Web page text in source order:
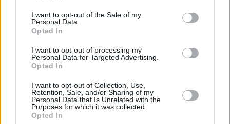
cualquier momento entrando de nuevo en este sitio web o
visitando nuestra política de privacidad.
I want to opt-out of the Sale of my
Personal Data.
Opted In
I want to opt-out of processing my
Personal Data for Targeted Advertising.
Opted In
I want to opt-out of Collection, Use,
Retention, Sale, and/or Sharing of my
Personal Data that Is Unrelated with the
Purposes for which it was collected.
Opted In